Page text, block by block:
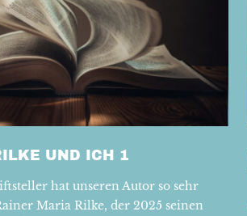
UND ICH 1
hat unseren Autor so sehr
Maria Rilke, der 2025 seinen